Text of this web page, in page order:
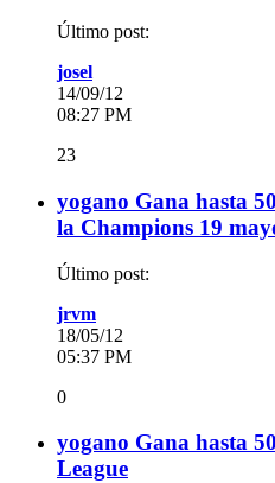
Último post:
josel
14/09/12
08:27 PM
23
yogano Gana hasta
la Champions 19
Último post:
jrvm
18/05/12
05:37 PM
0
yogano Gana hasta
League